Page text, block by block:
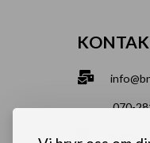
070-